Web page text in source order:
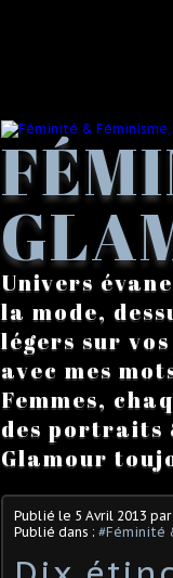
Univers
la mode,
légers sur
avec mes
Femmes,
des portraits
Glamour
Publié le 5 Avril 2013 par
Publié dans : #Féminité